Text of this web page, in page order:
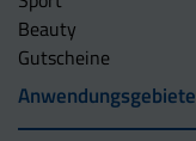
Beauty
Gutscheine
Anwendungsgebiete